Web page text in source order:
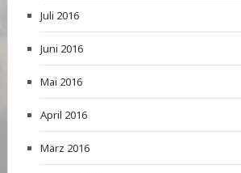
Juli 2016
Juni 2016
Mai 2016
April 2016
März 2016